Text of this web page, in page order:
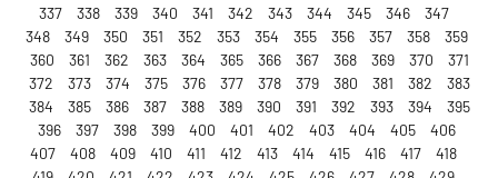
337
338 339 340 341 342 343 344 345 346
347
348
349 350 351 352 353 354 355 356 357 358
359
360
361 362 363 364 365 366 367 368 369 370
371
372
373 374 375 376 377 378 379 380 381 382
383
384
385 386 387 388 389 390 391 392 393 394
395
396
397 398 399 400 401 402 403 404 405
406
407
408 409 410 411 412 413 414 415 416 417
418